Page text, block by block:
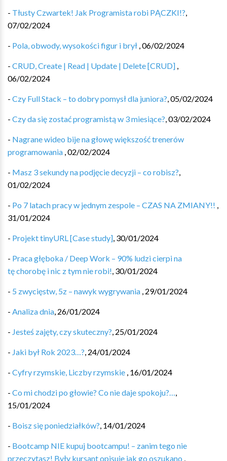
- Tłusty Czwartek! Jak Programista robi PĄCZKI!?,
07/02/2024
- Pola, obwody, wysokości figur i brył ,06/02/2024
- CRUD, Create | Read | Update | Delete [CRUD] ️️ ,
06/02/2024
- Czy Full Stack – to dobry pomysł dla juniora?,05/02/2024
- Czy da się zostać programistą w 3 miesiące?,03/02/2024
- Nagrane wideo bije na głowę większość trenerów
programowania ,02/02/2024
- Masz 3 sekundy na podjęcie decyzji – co robisz?,
01/02/2024
- Po 7 latach pracy w jednym zespole – CZAS NA ZMIANY!! ,
31/01/2024
- Projekt tinyURL️️ [Case study], 30/01/2024
- Praca głęboka / Deep Work – 90% ludzi cierpi na
tę chorobę i nic z tym nie robi!, 30/01/2024
- 5 zwycięstw, 5z – nawyk wygrywania , 29/01/2024
- Analiza dnia, 26/01/2024
- Jesteś zajęty, czy skuteczny?, 25/01/2024
- Jaki był Rok 2023…?, 24/01/2024
- Cyfry rzymskie, Liczby rzymskie , 16/01/2024
- Co mi chodzi po głowie? Co nie daje spokoju?…,
15/01/2024
- Boisz się poniedziałków?, 14/01/2024
- Bootcamp NIE kupuj bootcampu! – zanim tego nie
przeczytasz! Były kursant opisuje jak go oszukano ,